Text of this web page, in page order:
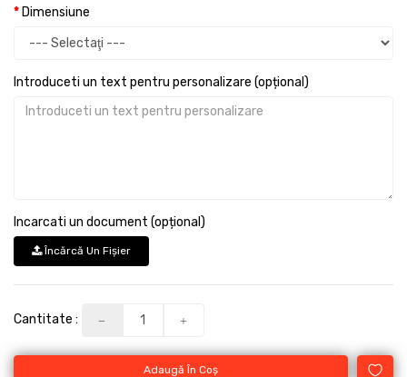
Dimensiune
Introduceti un text pentru personalizare (opțional)
Incarcati un document (opțional)
Încărcă Un Fişier
Cantitate :
Adaugă În Coş